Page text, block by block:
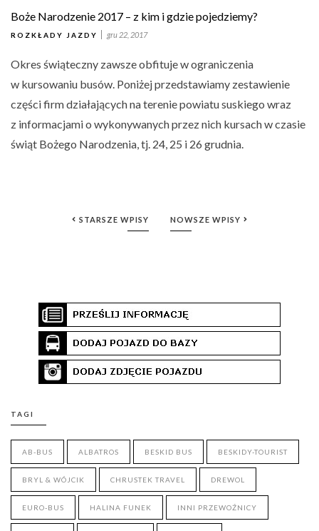
Boże Narodzenie 2017 – z kim i gdzie pojedziemy?
ROZKŁADY JAZDY gru 22, 2017
Okres świąteczny zawsze obfituje w ograniczenia
w kursowaniu busów. Poniżej przedstawiamy zestawienie
części firm działających na terenie powiatu suskiego wraz
z informacjami o wykonywanych przez nich kursach w czasie
świąt Bożego Narodzenia, tj. 24, 25 i 26 grudnia.
STARSZE WPISY NOWSZE WPISY
TAGI
AB-BUS ALBATROS BESKID BUS BESKIDY-TOURIST
BRYL & WÓJCIK CHRUSTEK TRAVEL DREWOL
EURO-BUS HALINA FUNEK INNI PRZEWOŹNICY